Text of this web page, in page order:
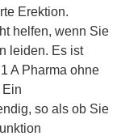
Erektion.
helfen, wenn Sie
leiden. Es ist
A Pharma ohne
so als ob Sie